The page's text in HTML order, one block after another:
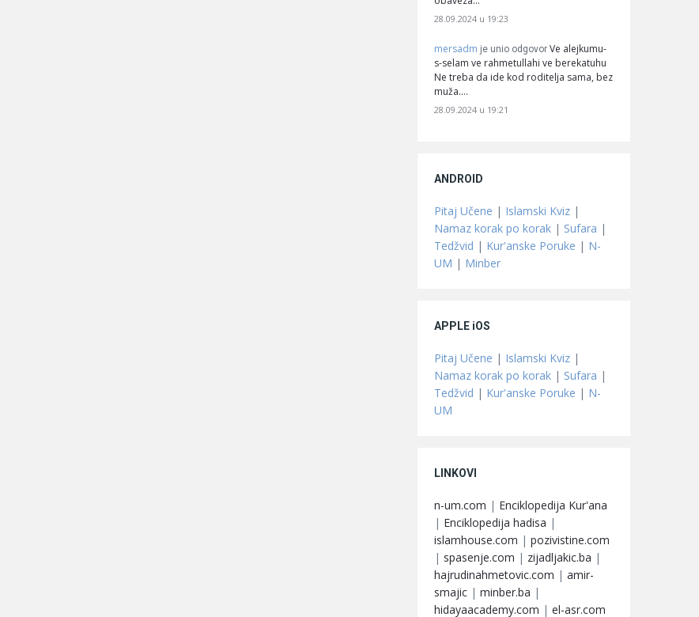
28.09.2024 u 19:23
mersadm je unio odgovor Ve alejkumu-
s-selam ve rahmetullahi ve berekatuhu
Ne treba da ide kod roditelja sama, bez
muža.…
28.09.2024 u 19:21
ANDROID
Pitaj Učene | Islamski Kviz |
Namaz korak po korak | Sufara |
Tedžvid | Kur'anske Poruke | N-
UM | Minber
APPLE iOS
Pitaj Učene | Islamski Kviz |
Namaz korak po korak | Sufara |
Tedžvid | Kur'anske Poruke | N-
UM
LINKOVI
n-um.com | Enciklopedija Kur'ana
| Enciklopedija hadisa |
islamhouse.com | pozivistine.com
| spasenje.com | zijadljakic.ba |
hajrudinahmetovic.com | amir-
smajic | minber.ba |
hidayaacademy.com | el-asr.com